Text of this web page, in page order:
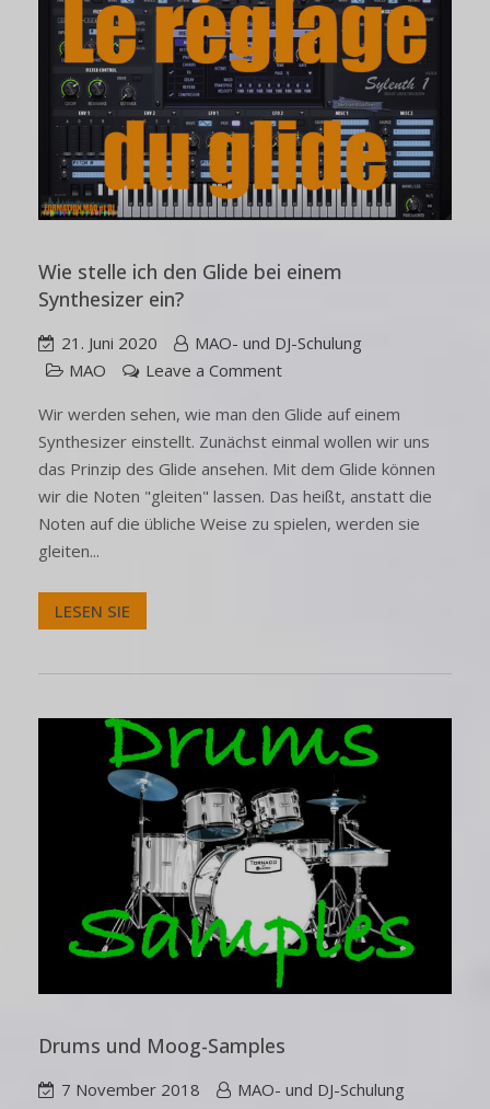
Wie stelle ich den Glide bei einem
Synthesizer ein?
21. Juni 2020
MAO- und DJ-Schulung
MAO
Leave a Comment
Wir werden sehen, wie man den Glide auf einem
Synthesizer einstellt. Zunächst einmal wollen wir uns
das Prinzip des Glide ansehen. Mit dem Glide können
wir die Noten "gleiten" lassen. Das heißt, anstatt die
Noten auf die übliche Weise zu spielen, werden sie
gleiten...
LESEN SIE
Drums und Moog-Samples
7 November 2018
MAO- und DJ-Schulung